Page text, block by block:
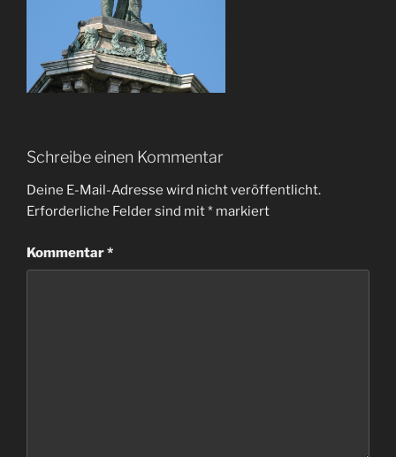
Schreibe einen Kommentar
Deine E-Mail-Adresse wird nicht veröffentlicht.
Erforderliche Felder sind mit* markiert
Kommentar*